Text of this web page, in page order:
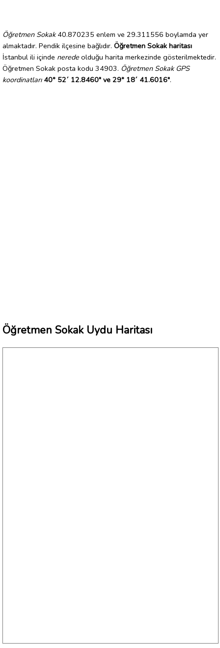
Öğretmen Sokak40.870235 enlem ve 29.311556 boylamda yer
almaktadır. Pendik ilçesine bağlıdır. Öğretmen Sokak haritası
İstanbul ili içinde nerede olduğu harita merkezinde gösterilmektedir.
Öğretmen Sokak posta kodu 34903. Öğretmen Sokak GPS
koordinatları 40° 52´ 12.8460" ve 29° 18´ 41.6016".
Öğretmen Sokak Uydu Haritası